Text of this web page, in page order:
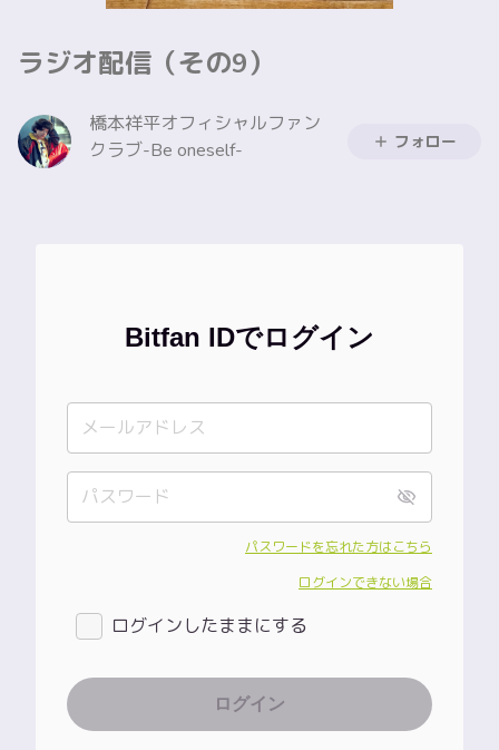
ラジオ配信（その9）
橋本祥平オフィシャルファン
クラブ-Be oneself-
フォロー
Bitfan IDでログイン
パスワードを忘れた方はこちら
ログインできない場合
ログインしたままにする